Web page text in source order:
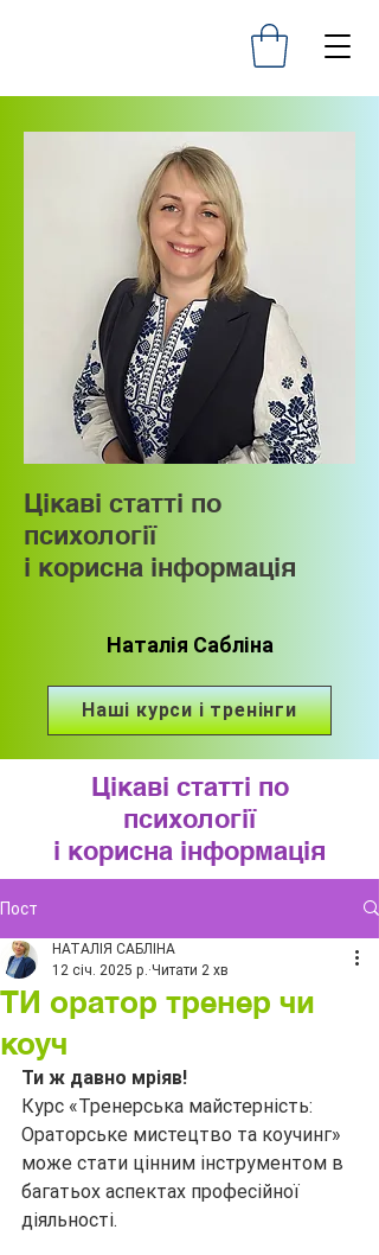
Цікаві статті по
психології
і корисна інформація
Наталія Сабліна
Наші курси і тренінги
Цікаві статті по
психології
і корисна інформація
Пост
ТИ оратор тренер чи
коуч
НАТАЛІЯ САБЛІНА
12 січ. 2025 р. Читати 2 хв
Ти ж давно мріяв!
Курс «Тренерська майстерність:
Ораторське мистецтво та коучинг»
може стати цінним інструментом в
багатьох аспектах професійної
діяльності.